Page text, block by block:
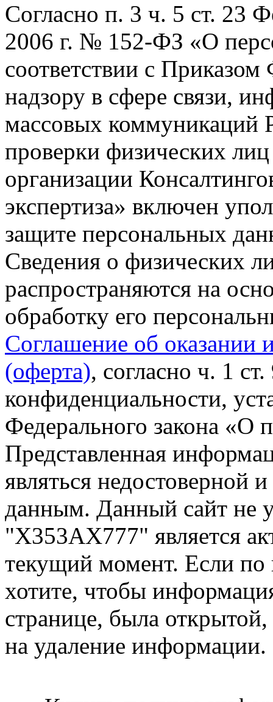
Согласно п. 3 ч. 5 ст. 23
2006 г. № 152-ФЗ «О
соответствии с
надзору в сфере связи,
массовых коммуникаций
проверки физических
организации
экспертиза» включен
защите персональных
Сведения о физических
распространяются на
обработку его
Соглашение об оказании
(оферта), согласно ч. 1
конфиденциальности,
Федерального закона «О
Представленная
являться недостоверной
данным. Данный сайт не
"Х353АХ777" является
текущий момент. Если
хотите, чтобы
странице, была открытой,
на удаление информации.